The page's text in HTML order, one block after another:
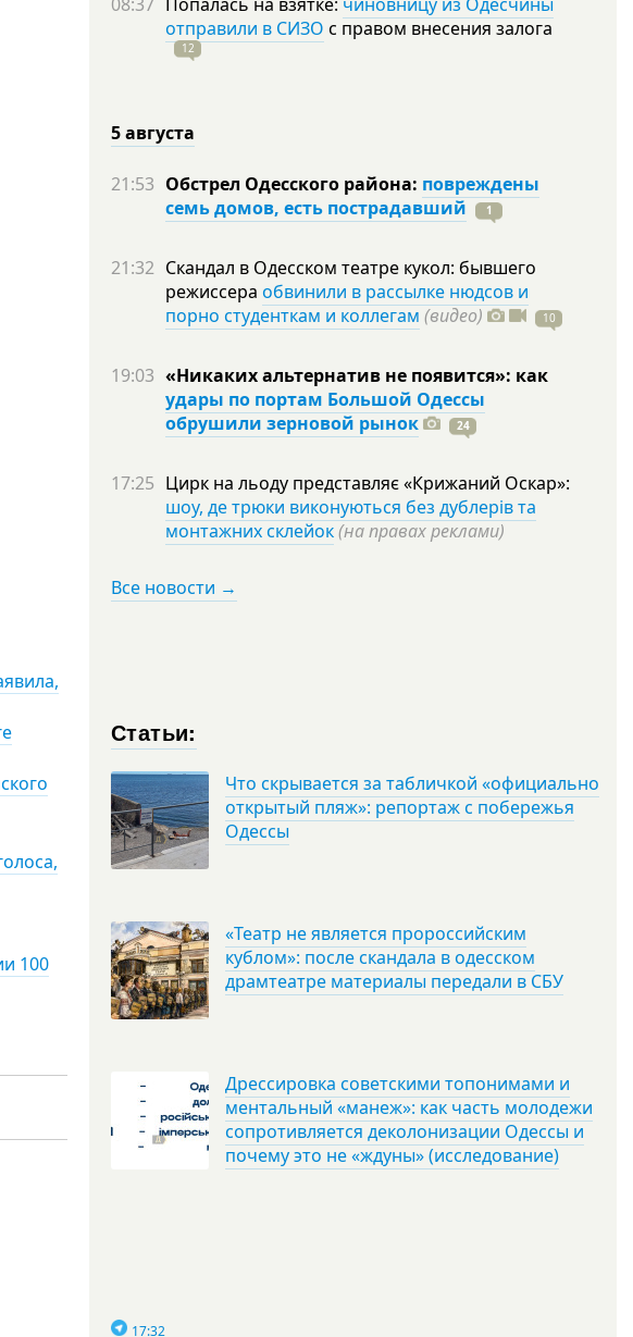
100
отправили в СИЗО с правом внесения залога
12
5 августа
21:53 Обстрел Одесского района: повреждены
семь домов, есть пострадавший
1
21:32 Скандал в Одесском театре кукол: бывшего
режиссера обвинили в рассылке нюдсов и
порно студенткам и коллегам (видео) 10
19:03 «Никаких альтернатив не появится»: как
удары по портам Большой Одессы
обрушили зерновой рынок
24
17:25 Цирк на льоду представляє «Крижаний Оскар»:
шоу, де трюки виконуються без дублерів та
монтажних склейок(на правах реклами)
Все новости →
Статьи:
Что скрывается за табличкой «официально
открытый пляж»: репортаж с побережья
Одессы
«Театр не является пророссийским
кублом»: после скандала в одесском
драмтеатре материалы передали в СБУ
Дрессировка советскими топонимами и
ментальный «манеж»: как часть молодежи
сопротивляется деколонизации Одессы и
почему это не «ждуны» (исследование)
17:32